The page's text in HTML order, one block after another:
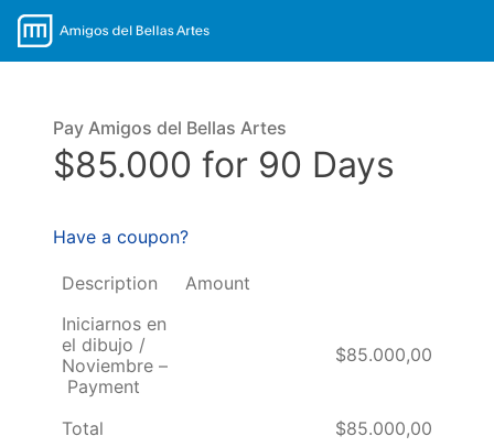
Pay Amigos del Bellas Artes
$85.000 for 90 Days
Have a coupon?
Description
Amount
Iniciarnos en
el dibujo /
Noviembre –
Payment
$85.000,00
Total $85.000,00